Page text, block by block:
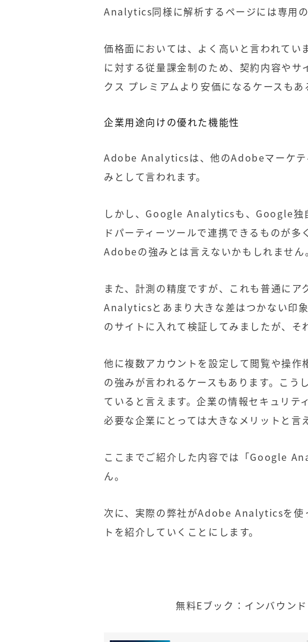
Analytics同様に解析するページには専用の
価格面においては、よく高いと言われて
に対する従量課金制のため、契約内容やサ
クス プレミアム より安価になるケースもあ
企業用途向けの優れた機能性
Adobe Analyticsは、他のAdobeマーケ
みとして言われます。
しかし、 Google Analyticsも、 Google独
ドパーティーツールで連携できるものが
Adobeの強みとは言えないかもしれません。
また、計測の精度ですが、これも普通に
Analyticsとあまり大きな差はつかない印
のサイトに入れて検証してみましたが、そ
他に複数アカウントを設定して閲覧や操
の強みが言われるケースもあります。こう
ていると言えます。企業の情報セキュリ
必要な企業にとっては大きなメリットと言
ここまでご紹介した内容では「Google
ん。
次に、実際の弊社がAdobe Analyticsを使
トを紹介していくことにします。
無料Eブック：インバウン